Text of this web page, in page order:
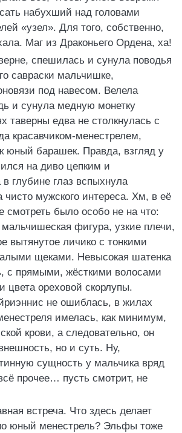
набухший над головами
«узел». Для того, собственно,
Маг из Драконьего Ордена, ха!
спешилась и сунула поводья
савраски мальчишке,
под навесом. Велела
и сунула медную монетку
таверны едва не столкнулась с
красавчиком-менестрелем,
юный барашек. Правда, взгляд у
на диво цепким и
глубине глаз вспыхнула
чисто мужского интереса. Хм, в её
смотреть было особо не на что:
мальчишеская фигура, узкие плечи,
вытянутое личико с тонкими
щеками. Невысокая шатенка
с прямыми, жёсткими волосами
цвета ореховой скорлупы.
не ошиблась, в жилах
имелась, как минимум,
крови, а следовательно, он
но и суть. Ну,
сущность у мальчика вряд
прочее… пусть смотрит, не
встреча. Что здесь делает
юный менестрель? Эльфы тоже